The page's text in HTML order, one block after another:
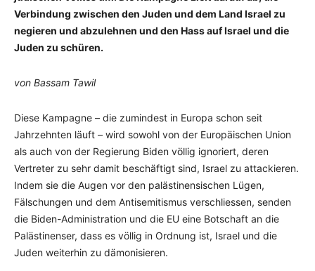
Verbindung zwischen den Juden und dem Land Israel zu
negieren und abzulehnen und den Hass auf Israel und die
Juden zu schüren.
von Bassam Tawil
Diese Kampagne – die zumindest in Europa schon seit
Jahrzehnten läuft – wird sowohl von der Europäischen Union
als auch von der Regierung Biden völlig ignoriert, deren
Vertreter zu sehr damit beschäftigt sind, Israel zu attackieren.
Indem sie die Augen vor den palästinensischen Lügen,
Fälschungen und dem Antisemitismus verschliessen, senden
die Biden-Administration und die EU eine Botschaft an die
Palästinenser, dass es völlig in Ordnung ist, Israel und die
Juden weiterhin zu dämonisieren.